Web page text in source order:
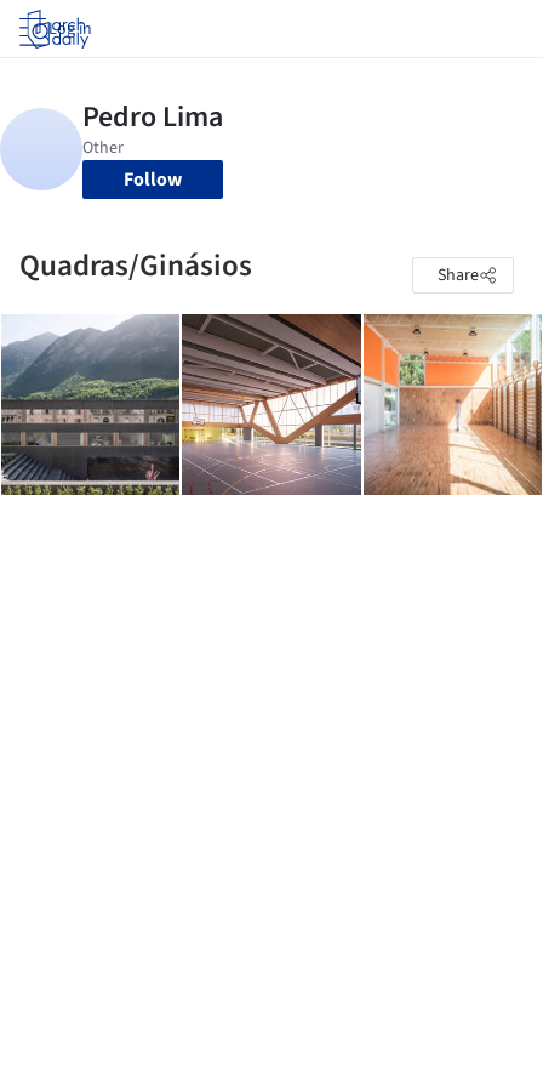
Log in
Follow
Quadras/Ginásios Share